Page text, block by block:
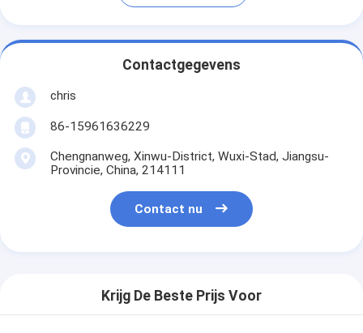
Contactgegevens
chris
86-15961636229
Chengnanweg, Xinwu-District, Wuxi-Stad, Jiangsu-
Provincie, China, 214111
Contact nu
Krijg De Beste Prijs Voor